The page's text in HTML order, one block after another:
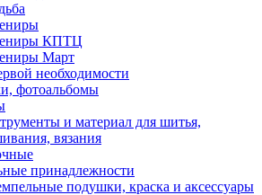
КПТЦ
Март
необходимости
фотоальбомы
и материал для шитья,
вязания
принадлежности
подушки, краска и аксессуары